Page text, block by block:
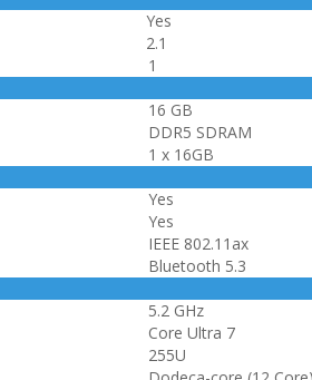
Yes
2.1
1
16 GB
DDR5 SDRAM
1 x 16GB
Yes
Yes
IEEE 802.11ax
Bluetooth 5.3
5.2 GHz
Core Ultra 7
255U